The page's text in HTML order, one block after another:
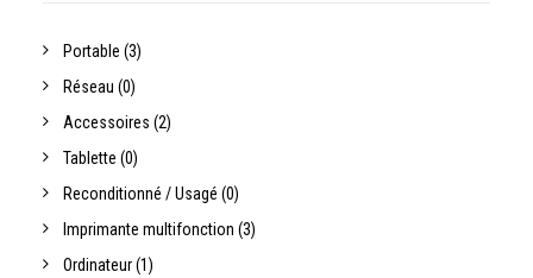
Portable (3)
Réseau (0)
Accessoires (2)
Tablette (0)
Reconditionné / Usagé (0)
Imprimante multifonction (3)
Ordinateur(1)